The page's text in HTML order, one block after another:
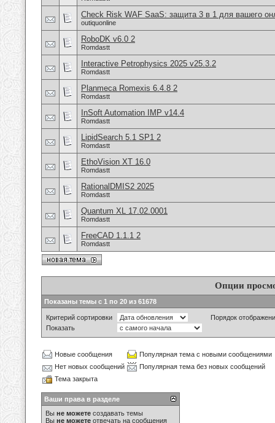
Check Risk WAF SaaS: защита 3 в 1 для вашего
outiquonline
RoboDK v6.0 2
Romdastt
Interactive Petrophysics 2025 v25.3.2
Romdastt
Planmeca Romexis 6.4.8 2
Romdastt
InSoft Automation IMP v14.4
Romdastt
LipidSearch 5.1 SP1 2
Romdastt
EthoVision XT 16.0
Romdastt
RationalDMIS2 2025
Romdastt
Quantum XL 17.02.0001
Romdastt
FreeCAD 1.1.1 2
Romdastt
Опции
Показаны темы с 1 по 20 из 61678
Критерий сортировки
Порядок
Показать
Новые сообщения
Популярная тема с новыми сообщениями
Нет новых сообщений
Популярная тема без новых сообщений
Тема закрыта
Ваши права в разделе
Вы не можете создавать темы
Вы не можете отвечать на сообщения